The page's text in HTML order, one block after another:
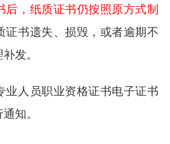
后，纸质证书仍按照原方式制
证书遗失、损毁，或者逾期不
发。
业人员职业资格证书电子证书
知。